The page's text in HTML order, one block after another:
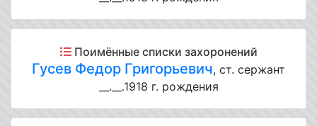
Поимённые списки захоронений
Гусев Федор Григорьевич, ст. сержант
__.__.1918 г. рождения